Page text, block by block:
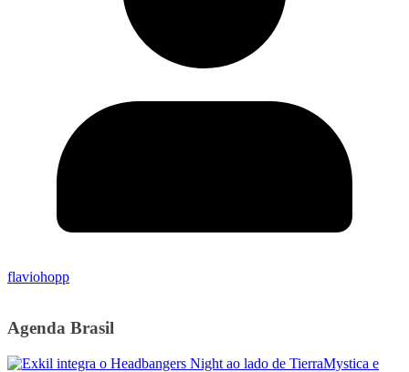
flaviohopp
Agenda Brasil